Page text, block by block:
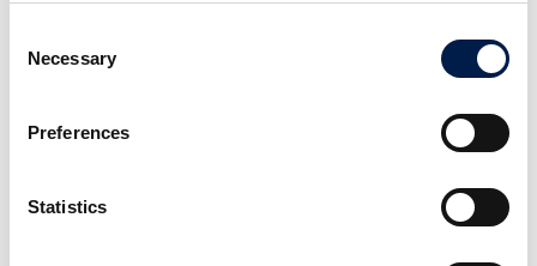
Selection
Necessary
Preferences
Statistics
Production
Customer support